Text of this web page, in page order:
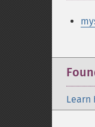
Learn